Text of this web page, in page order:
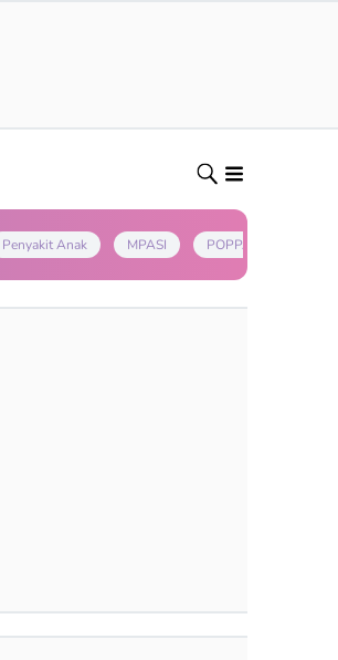
Penyakit Anak MPASI POPPAPA